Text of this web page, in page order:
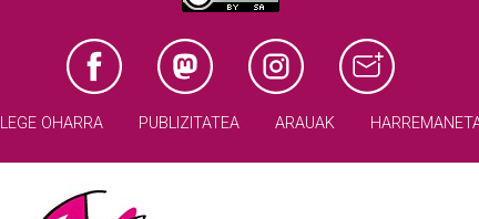
LEGE OHARRA PUBLIZITATEA ARAUAK